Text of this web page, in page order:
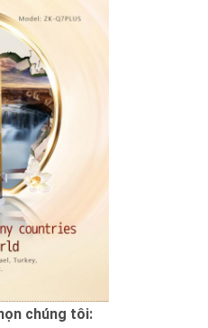
chúng tôi: